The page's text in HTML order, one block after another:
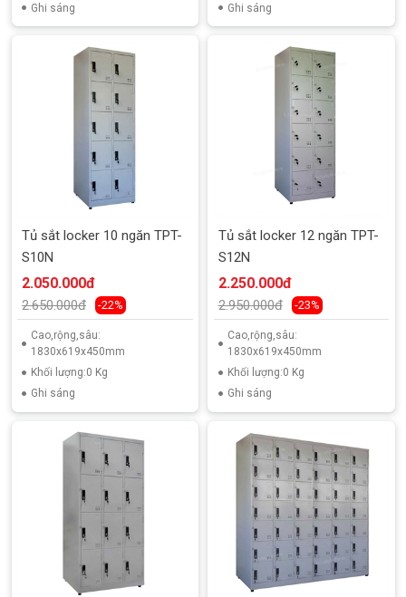
Ghi sáng
Ghi sáng
Tủ sắt locker 10 ngăn TPT-
S10N
2.050.000đ
2.650.000đ -22%
Cao,rộng,sâu:
1830x619x450mm
Khối lượng:0 Kg
Ghi sáng
Tủ sắt locker 12 ngăn TPT-
S12N
2.250.000đ
2.950.000đ -23%
Cao,rộng,sâu:
1830x619x450mm
Khối lượng:0 Kg
Ghi sáng